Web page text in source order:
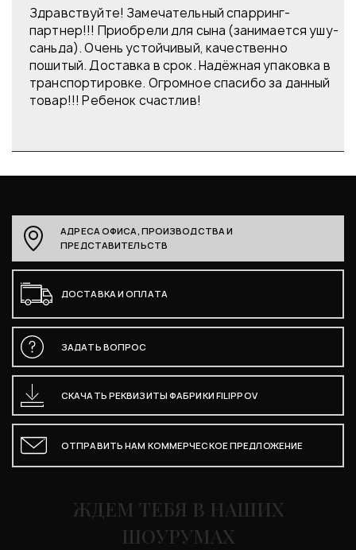
Здравствуйте! Замечательный спарринг-
партнер!!! Приобрели для сына (занимается ушу-
саньда). Очень устойчивый, качественно
пошитый. Доставка в срок. Надёжная упаковка в
транспортировке. Огромное спасибо за данный
товар!!! Ребенок счастлив!
АДРЕСА ОФИСА, ПРОИЗВОДСТВА И
ПРЕДСТАВИТЕЛЬСТВ
ДОСТАВКА И ОПЛАТА
ЗАДАТЬ ВОПРОС
СКАЧАТЬ РЕКВИЗИТЫ ФАБРИКИ FILIPPOV
ОТПРАВИТЬ НАМ КОММЕРЧЕСКОЕ ПРЕДЛОЖЕНИЕ
ЖДЕМ ТЕБЯ В НАШИХ
ШОУРУМАХ